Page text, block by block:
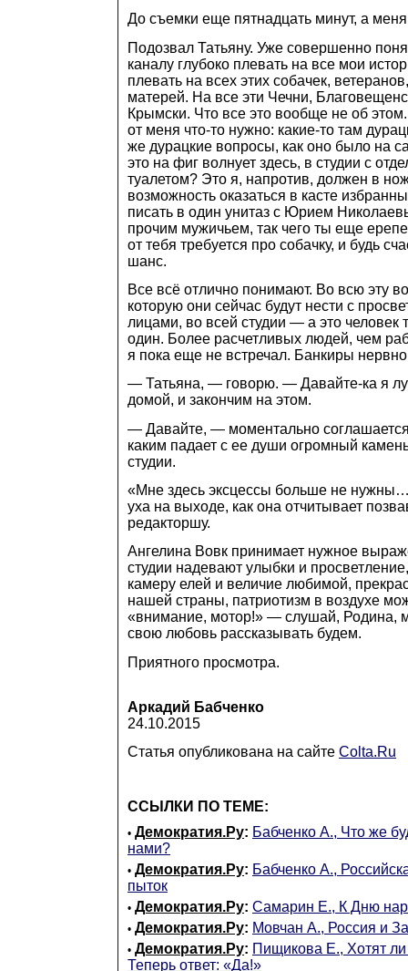
До съемки еще пятнадцать минут, а меня
Подозвал Татьяну. Уже совершенно
каналу глубоко плевать на все мои
плевать на всех этих собачек,
матерей. На все эти Чечни,
Крымски. Что все это вообще не об
от меня что-то нужно: какие-то там
же дурацкие вопросы, как оно было на
это на фиг волнует здесь, в студии с
туалетом? Это я, напротив, должен в
возможность оказаться в касте
писать в один унитаз с Юрием
прочим мужичьем, так чего ты еще
от тебя требуется про собачку, и будь
шанс.
Все всё отлично понимают. Во всю эту
которую они сейчас будут нести с
лицами, во всей студии — а это человек
один. Более расчетливых людей, чем
я пока еще не встречал. Банкиры нервно
— Татьяна, — говорю. — Давайте-ка я
домой, и закончим на этом.
— Давайте, — моментально соглашается
каким падает с ее души огромный
студии.
«Мне здесь эксцессы больше не
уха на выходе, как она отчитывает
редакторшу.
Ангелина Вовк принимает нужное
студии надевают улыбки и
камеру елей и величие любимой,
нашей страны, патриотизм в воздухе
«внимание, мотор!» — слушай, Родина,
свою любовь рассказывать будем.
Приятного просмотра.
Аркадий Бабченко
24.10.2015
Статья опубликована на сайте Colta.Ru
ССЫЛКИ ПО ТЕМЕ:
• Демократия.Ру: Бабченко А., Что же
нами?
• Демократия.Ру: Бабченко А.,
пыток
• Демократия.Ру: Самарин Е., К Дню
• Демократия.Ру: Мовчан А., Россия и
• Демократия.Ру: Пищикова Е., Хотят
Теперь ответ: «Да!»